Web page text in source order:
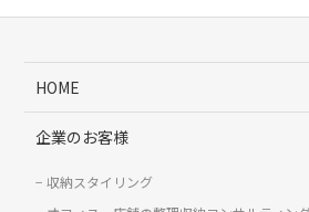
HOME
企業のお客様
収納スタイリング